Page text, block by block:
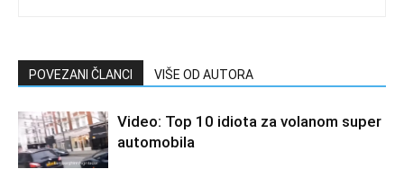
POVEZANI ČLANCI VIŠE OD AUTORA
Video: Top 10 idiota za volanom super
automobila